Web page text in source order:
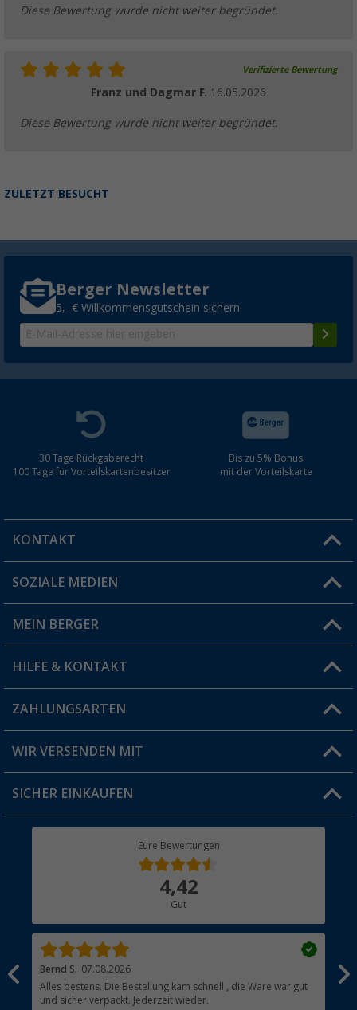
Diese Bewertung wurde nicht weiter begründet.
Verifizierte Bewertung
Franz und Dagmar F. 16.05.2026
Diese Bewertung wurde nicht weiter begründet.
ZULETZT BESUCHT
Berger Newsletter
5,- € Willkommensgutschein sichern
30 Tage Rückgaberecht
100 Tage für Vorteilskartenbesitzer
Bis zu 5% Bonus
mit der Vorteilskarte
KONTAKT
Du hast eine Frage?
Filiale finden
SOZIALE MEDIEN
MEIN BERGER
Vorteilskarte
Blog
Jobs & Karriere
HILFE & KONTAKT
FAQ & Kontakt
Versandinformationen
Rücksendung
ZAHLUNGSARTEN
WIR VERSENDEN MIT
SICHER EINKAUFEN
Eure Bewertungen
4,42
Gut
Bernd S. 07.08.2026
Alles bestens. Die Bestellung kam schnell , die Ware war gut
und sicher verpackt. Jederzeit wieder.